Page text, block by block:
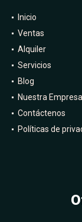
Inicio
Ventas
Alquiler
Servicios
Blog
Nuestra Empresa
Contáctenos
Políticas de